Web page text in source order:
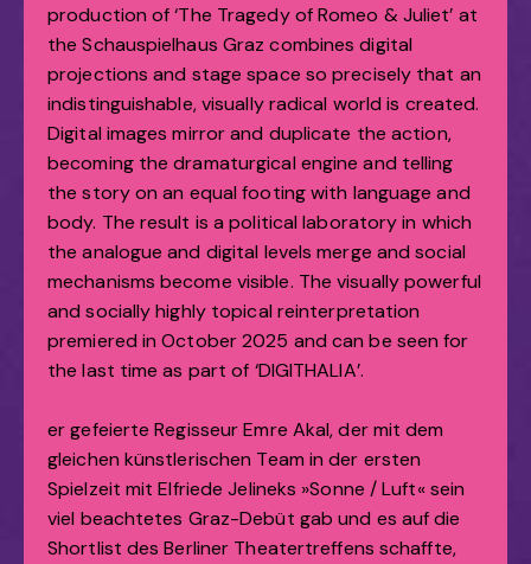
production of ‘The Tragedy of Romeo & Juliet’ at
the Schauspielhaus Graz combines digital
projections and stage space so precisely that an
indistinguishable, visually radical world is created.
Digital images mirror and duplicate the action,
becoming the dramaturgical engine and telling
the story on an equal footing with language and
body. The result is a political laboratory in which
the analogue and digital levels merge and social
mechanisms become visible. The visually powerful
and socially highly topical reinterpretation
premiered in October 2025 and can be seen for
the last time as part of ‘DIGITHALIA’.
er gefeierte Regisseur Emre Akal, der mit dem
gleichen künstlerischen Team in der ersten
Spielzeit mit Elfriede Jelineks »Sonne / Luft« sein
viel beachtetes Graz-Debüt gab und es auf die
Shortlist des Berliner Theatertreffens schaffte,